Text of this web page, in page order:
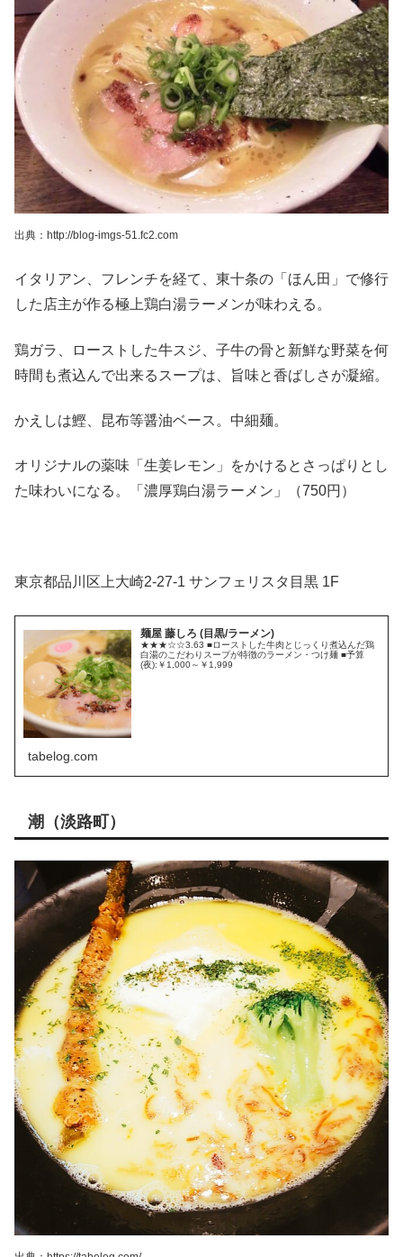
出典：http://blog-imgs-51.fc2.com
イタリアン、フレンチを経て、東十条の「ほん田」で修行
した店主が作る極上鶏白湯ラーメンが味わえる。
鶏ガラ、ローストした牛スジ、子牛の骨と新鮮な野菜を何
時間も煮込んで出来るスープは、旨味と香ばしさが凝縮。
かえしは鰹、昆布等醤油ベース。中細麺。
オリジナルの薬味「生姜レモン」をかけるとさっぱりとし
た味わいになる。「濃厚鶏白湯ラーメン」（750円）
東京都品川区上大崎2-27-1 サンフェリスタ目黒 1F
麺屋 藤しろ (目黒/ラーメン)
★★★☆☆3.63 ■ローストした牛肉とじっくり煮込んだ鶏
白湯のこだわりスープが特徴のラーメン・つけ麺 ■予算
(夜):￥1,000～￥1,999
tabelog.com
潮（淡路町）